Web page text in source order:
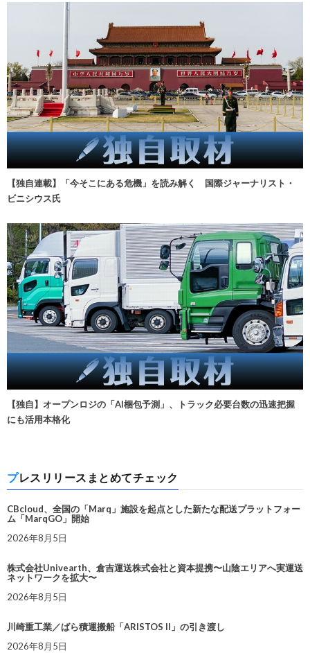
【独自連載】「今そこにある危機」を読み解く 国際ジャーナリスト・
ビニシウス氏
【独自】オープンロジの「AI梱包予測」、トラック必要台数の迅速把握
にも活用本格化
プレスリリースまとめてチェック
CBcloud、全国の「Marq」施設を起点とした新たな配送プラットフォー
ム「MarqGO」開始
2026年8月5日
株式会社Univearth、倉吉運送株式会社と資本提携〜山陰エリアへ実運送
ネットワークを拡大〜
2026年8月5日
川崎重工業／ばら積運搬船「ARISTOS II」の引き渡し
2026年8月5日